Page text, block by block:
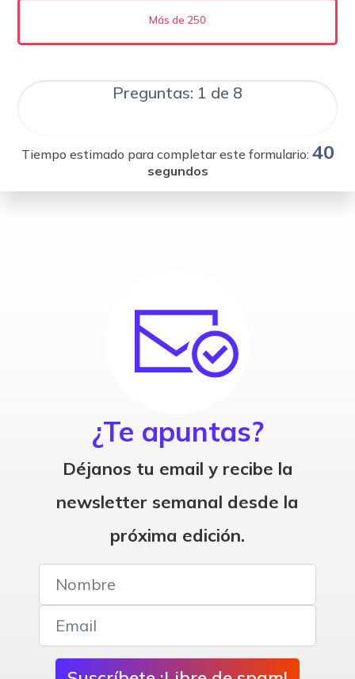
Más de 250
Preguntas: 1 de 8
Tiempo estimado para completar este formulario: 40
segundos
¿Te apuntas?
Déjanos tu email y recibe la
newsletter semanal desde la
próxima edición.